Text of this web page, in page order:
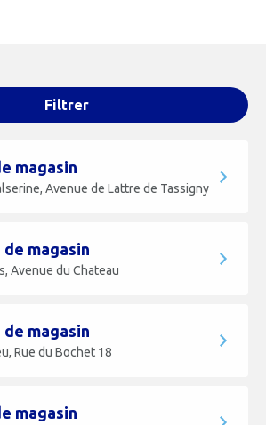
Filtrer
magasin
Avenue de Lattre de Tassigny
magasin
Avenue du Chateau
magasin
Rue du Bochet 18
magasin